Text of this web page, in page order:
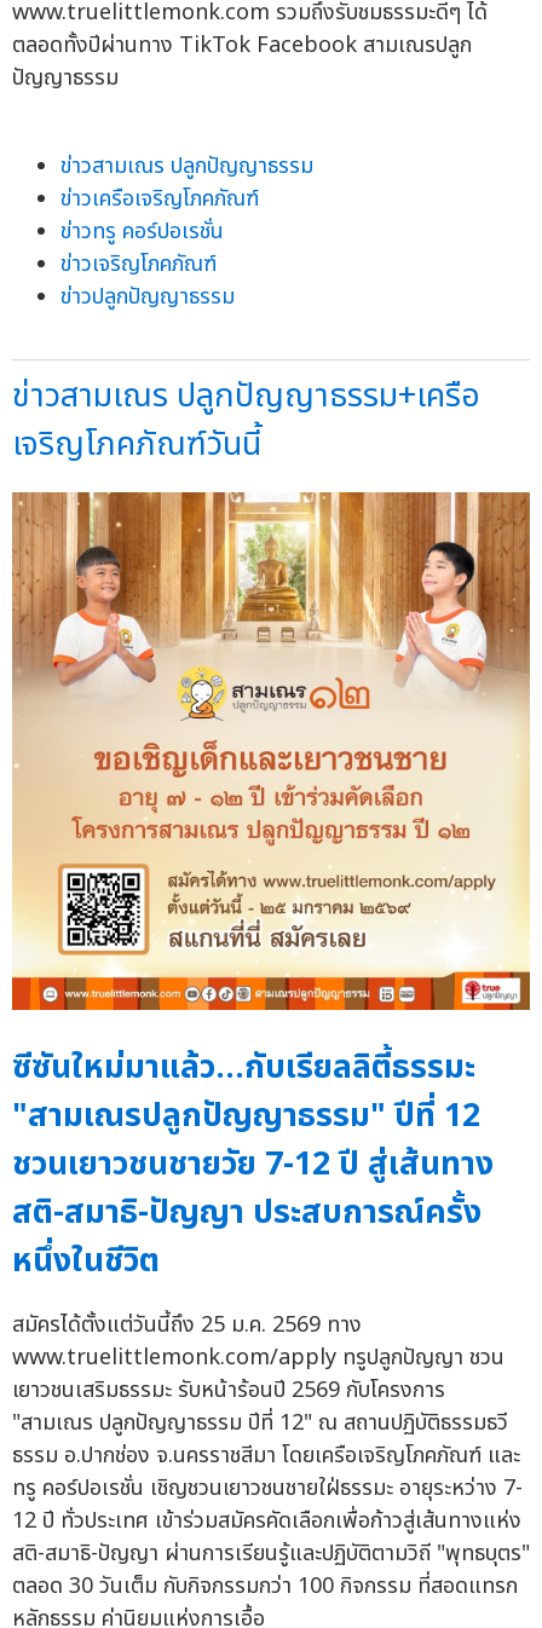
www.truelittlemonk.com รวมถึงรับชมธรรมะดีๆ ได้
ตลอดทั้งปีผ่านทาง TikTok Facebook สามเณรปลูก
ปัญญาธรรม
ข่าวสามเณร ปลูกปัญญาธรรม
ข่าวเครือเจริญโภคภัณฑ์
ข่าวทรู คอร์ปอเรชั่น
ข่าวเจริญโภคภัณฑ์
ข่าวปลูกปัญญาธรรม
ข่าวสามเณร ปลูกปัญญาธรรม+เครือ
เจริญโภคภัณฑ์วันนี้
ซีซันใหม่มาแล้ว…กับเรียลลิตี้ธรรมะ
"สามเณรปลูกปัญญาธรรม" ปีที่ 12
ชวนเยาวชนชายวัย 7-12 ปี สู่เส้นทาง
สติ-สมาธิ-ปัญญา ประสบการณ์ครั้ง
หนึ่งในชีวิต
สมัครได้ตั้งแต่วันนี้ถึง 25 ม.ค. 2569 ทาง
www.truelittlemonk.com/apply ทรูปลูกปัญญา ชวน
เยาวชนเสริมธรรมะ รับหน้าร้อนปี 2569 กับโครงการ
"สามเณร ปลูกปัญญาธรรม ปีที่ 12" ณ สถานปฏิบัติธรรมธวี
ธรรม อ.ปากช่อง จ.นครราชสีมา โดยเครือเจริญโภคภัณฑ์ และ
ทรู คอร์ปอเรชั่น เชิญชวนเยาวชนชายใฝ่ธรรมะ อายุระหว่าง 7-
12 ปี ทั่วประเทศ เข้าร่วมสมัครคัดเลือกเพื่อก้าวสู่เส้นทางแห่ง
สติ-สมาธิ-ปัญญา ผ่านการเรียนรู้และปฏิบัติตามวิถี "พุทธบุตร"
ตลอด 30 วันเต็ม กับกิจกรรมกว่า 100 กิจกรรม ที่สอดแทรก
หลักธรรม ค่านิยมแห่งการเอื้อ